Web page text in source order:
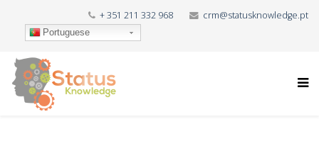
+ 351 211 332 968 crm@statusknowledge.pt
Portuguese